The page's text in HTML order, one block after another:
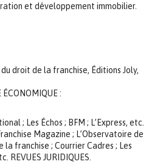
et développement immobilier.
droit de la franchise, Éditions Joly,
ÉCONOMIQUE :
; Les Échos ; BFM ; L’Express, etc.
Magazine ; L’Observatoire de
la franchise ; Courrier Cadres ; Les
REVUES JURIDIQUES.